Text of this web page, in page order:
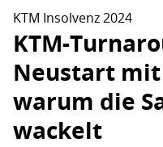
KTM Insolvenz 2024
KTM-
Neustart mit
warum die
wackelt